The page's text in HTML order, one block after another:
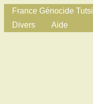
France Génocide Tutsi
Divers
Aide